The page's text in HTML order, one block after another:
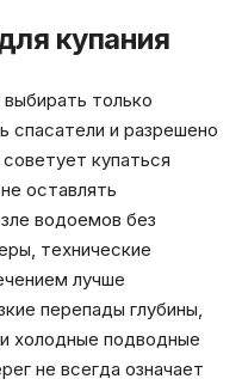
купания
только
спасатели и разрешено
купаться
оставлять
водоемов без
технические
лучше
перепады глубины,
холодные подводные
не всегда означает